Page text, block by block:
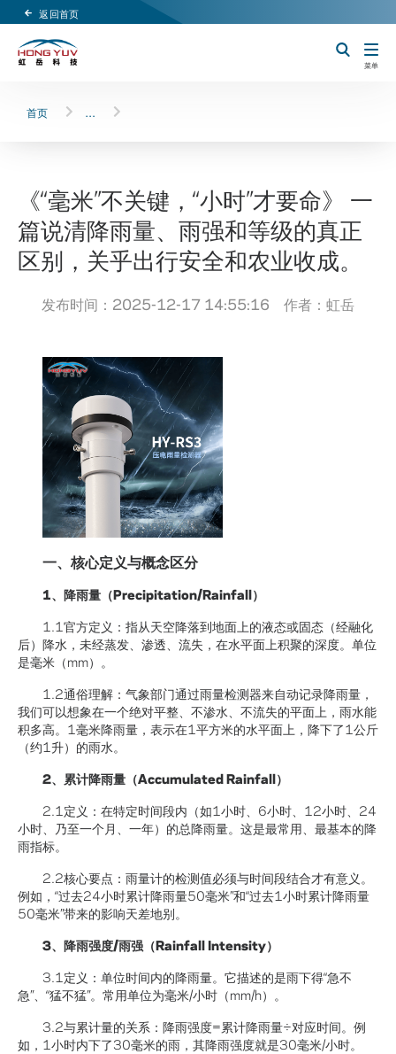
返回首页
Header Logo
切换搜索
菜单
首页 …
《“毫米”不关键，“小时”才要命》 一
篇说清降雨量、雨强和等级的真正
区别，关乎出行安全和农业收成。
发布时间：2025-12-17 14:55:16 作者：虹岳
一、核心定义与概念区分
1、降雨量（Precipitation/Rainfall）
1.1官方定义：指从天空降落到地面上的液态或固态（经融化
后）降水，未经蒸发、渗透、流失，在水平面上积聚的深度。单位
是毫米（mm）。
1.2通俗理解：气象部门通过雨量检测器来自动记录降雨量，
我们可以想象在一个绝对平整、不渗水、不流失的平面上，雨水能
积多高。1毫米降雨量，表示在1平方米的水平面上，降下了1公斤
（约1升）的雨水。
2、累计降雨量（Accumulated Rainfall）
2.1定义：在特定时间段内（如1小时、6小时、12小时、24
小时、乃至一个月、一年）的总降雨量。这是最常用、最基本的降
雨指标。
2.2核心要点：雨量计的检测值必须与时间段结合才有意义。
例如，“过去24小时累计降雨量50毫米”和“过去1小时累计降雨量
50毫米”带来的影响天差地别。
3、降雨强度/雨强（Rainfall Intensity）
3.1定义：单位时间内的降雨量。它描述的是雨下得“急不
急”、“猛不猛”。常用单位为毫米/小时（mm/h）。
3.2与累计量的关系：降雨强度=累计降雨量÷对应时间。例
如，1小时内下了30毫米的雨，其降雨强度就是30毫米/小时。